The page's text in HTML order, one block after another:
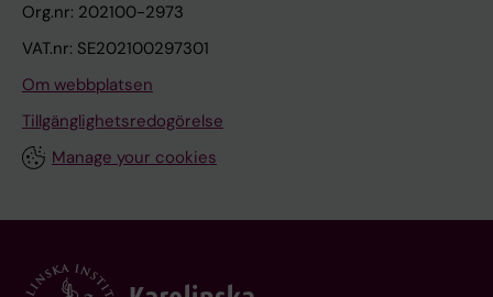
Org.nr: 202100-2973
VAT.nr: SE202100297301
Om webbplatsen
Tillgänglighetsredogörelse
Manage your cookies